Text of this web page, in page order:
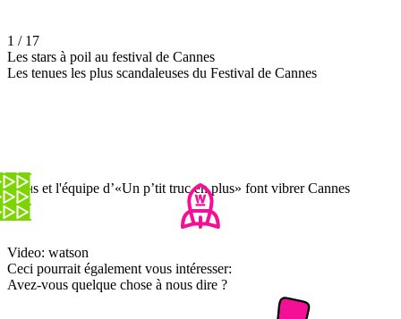
1 / 17
Les stars à poil au festival de Cannes
Les tenues les plus scandaleuses du Festival de Cannes
Artus et l'équipe d’«Un p’tit truc en plus» font vibrer Cannes
Video: watson
Ceci pourrait également vous intéresser:
Avez-vous quelque chose à nous dire ?